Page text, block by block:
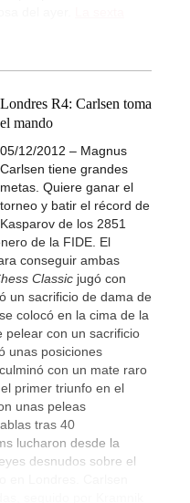
Londres R4: Carlsen toma
el mando
05/12/2012 – Magnus
Carlsen tiene grandes
metas. Quiere ganar el
torneo y batir el récord de
Kasparov de los 2851
de la FIDE. El
conseguir ambas
Classic jugó con
un sacrificio de dama de
colocó en la cima de la
pelear con un sacrificio
unas posiciones
con un mate raro
primer triunfo en el
unas peleas
tras 40
lucharon desde la
desnudos sobre el